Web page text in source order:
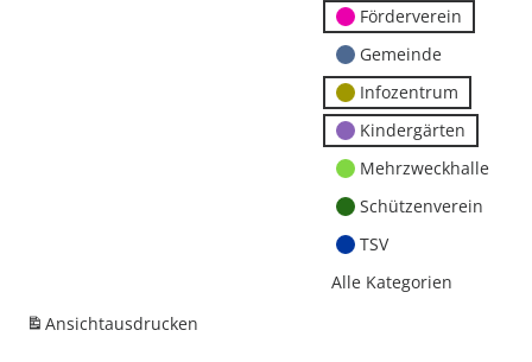
Förderverein
Gemeinde
Infozentrum
Kindergärten
Mehrzweckhalle
Schützenverein
TSV
Alle Kategorien
Ansichtausdrucken